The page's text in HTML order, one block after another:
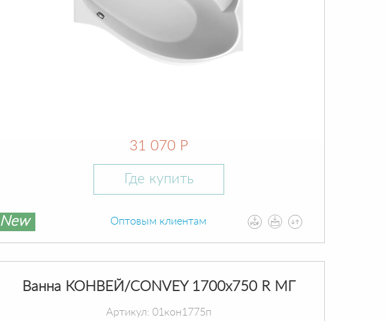
31 070 Р
Где купить
New Оптовым клиентам
Ванна КОНВЕЙ/CONVEY 1700х750 R МГ
Артикул: 01кон1775п